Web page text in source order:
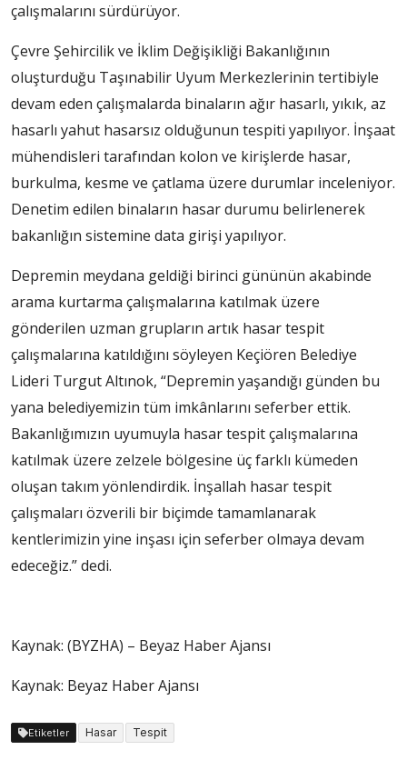
çalışmalarını sürdürüyor.
Çevre Şehircilik ve İklim Değişikliği Bakanlığının
oluşturduğu Taşınabilir Uyum Merkezlerinin tertibiyle
devam eden çalışmalarda binaların ağır hasarlı, yıkık, az
hasarlı yahut hasarsız olduğunun tespiti yapılıyor. İnşaat
mühendisleri tarafından kolon ve kirişlerde hasar,
burkulma, kesme ve çatlama üzere durumlar inceleniyor.
Denetim edilen binaların hasar durumu belirlenerek
bakanlığın sistemine data girişi yapılıyor.
Depremin meydana geldiği birinci gününün akabinde
arama kurtarma çalışmalarına katılmak üzere
gönderilen uzman grupların artık hasar tespit
çalışmalarına katıldığını söyleyen Keçiören Belediye
Lideri Turgut Altınok, “Depremin yaşandığı günden bu
yana belediyemizin tüm imkânlarını seferber ettik.
Bakanlığımızın uyumuyla hasar tespit çalışmalarına
katılmak üzere zelzele bölgesine üç farklı kümeden
oluşan takım yönlendirdik. İnşallah hasar tespit
çalışmaları özverili bir biçimde tamamlanarak
kentlerimizin yine inşası için seferber olmaya devam
edeceğiz.” dedi.​
Kaynak: (BYZHA) – Beyaz Haber Ajansı
Kaynak: Beyaz Haber Ajansı
Etiketler Hasar Tespit